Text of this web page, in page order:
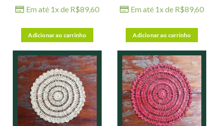
Em até 1x de R$89,60
Adicionar ao carrinho
Em até 1x de R$89,60
Adicionar ao carrinho